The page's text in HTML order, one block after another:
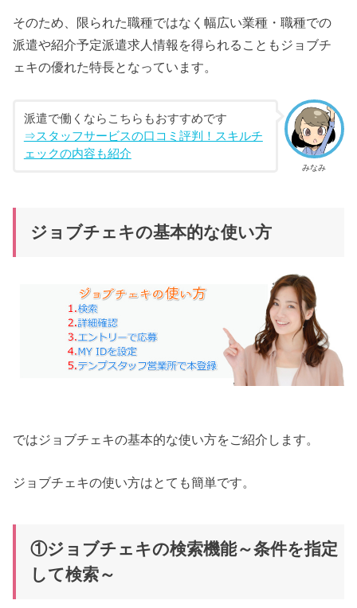
そのため、限られた職種ではなく幅広い業種・職種での
派遣や紹介予定派遣求人情報を得られることもジョブチ
ェキの優れた特長となっています。
みなみ
派遣で働くならこちらもおすすめです
⇒スタッフサービスの口コミ評判！スキルチ
ェックの内容も紹介
ジョブチェキの基本的な使い方
ではジョブチェキの基本的な使い方をご紹介します。
ジョブチェキの使い方はとても簡単です。
①ジョブチェキの検索機能～条件を指定
して検索～